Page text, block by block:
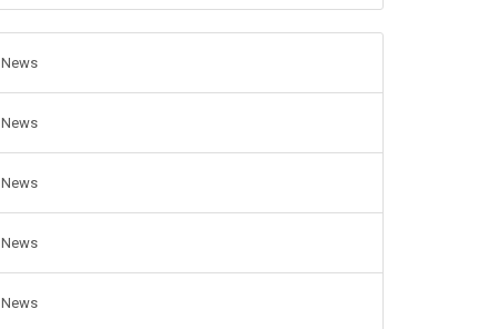
News
News
News
News
News